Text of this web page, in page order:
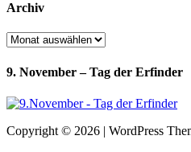
Archiv
Archiv
9. November – Tag der Erfinder
Copyright © 2026 | WordPress